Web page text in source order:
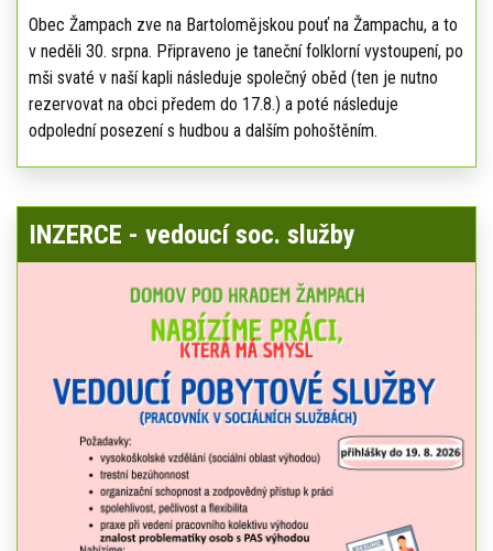
Obec Žampach zve na Bartolomějskou pouť na Žampachu, a to
v neděli 30. srpna. Připraveno je taneční folklorní vystoupení, po
mši svaté v naší kapli následuje společný oběd (ten je nutno
rezervovat na obci předem do 17.8.) a poté následuje
odpolední posezení s hudbou a dalším pohoštěním.
INZERCE - vedoucí soc. služby